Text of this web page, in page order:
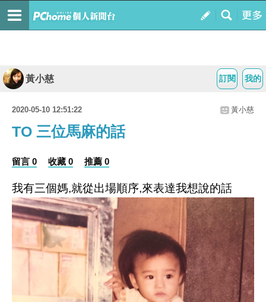
我的
訂閱
黃小慈
2020-05-10 12:51:22 黃小慈
TO 三位馬麻的話
留言 0 收藏 0 推薦 0
我有三個媽,就從出場順序,來表達我想說的話